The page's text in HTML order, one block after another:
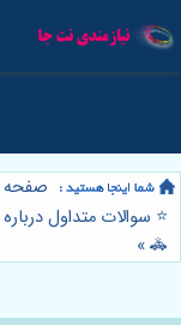
صفحه
⭐️ سوالات متداول
🚓
»